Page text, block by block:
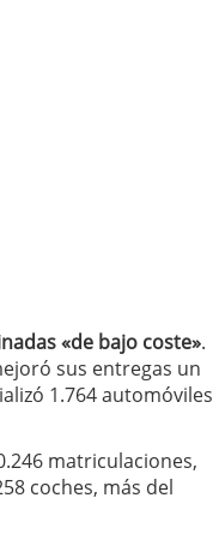
«de bajo coste».
sus entregas un
1.764 automóviles
matriculaciones,
coches, más del